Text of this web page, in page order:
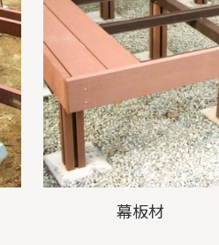
幕板材